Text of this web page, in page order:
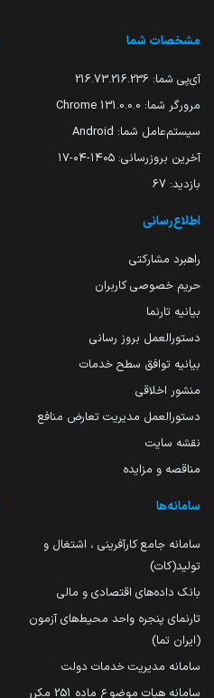
مشخصات شما
آی‌پی شما: 216.73.216.236
مرورگر شما: 131.0.0.0 Chrome
سیستم‌عامل شما: Android
آخرین بروزرسانی: ۱۴۰۵-۰۴-۱۷
بازدید: 67
اطلاع‌رسانی
راهبرد مشارکتی
حریم خصوصی کاربران
بیانیه تارنما
دستورالعمل بروز رسانی
بیانیه توافق سطح خدمات
منشور اخلاقی
دستورالعمل مدیریت تعارض منافع
نقشه سایت
مناقصه و مزایده
سامانه‌ها
سامانه جامع کارآفرینی ، اشتغال و
تولید(کات)
بانک داده‌های اقتصادی و مالی
تارنمای پنجره واحد محیط‌های آزمون
(ایران تما)
سامانه مدیریت خدمات دولت
سامانه هیات موضوع ماده 251 مکرر